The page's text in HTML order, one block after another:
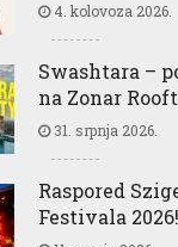
4. kolovoza 2026.
Swashtara –
na Zonar
31. srpnja 2026.
Raspored
Festivala 2026!